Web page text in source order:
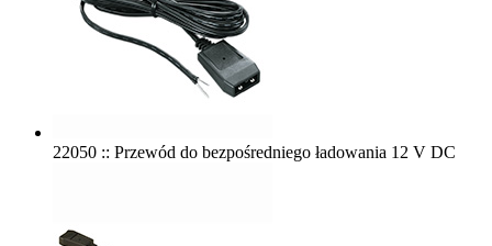
22050 :: Przewód do bezpośredniego ładowania 12 V DC